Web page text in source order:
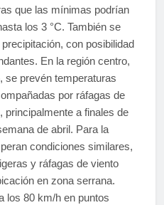
que las mínimas podrían
los 3 °C. También se
con posibilidad
En la región centro,
se prevén temperaturas
por ráfagas de
principalmente a finales de
de abril. Para la
condiciones similares,
y ráfagas de viento
en zona serrana.
los 80 km/h en puntos